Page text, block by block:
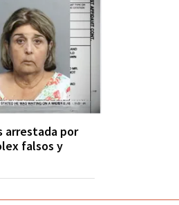
arrestada por
falsos y